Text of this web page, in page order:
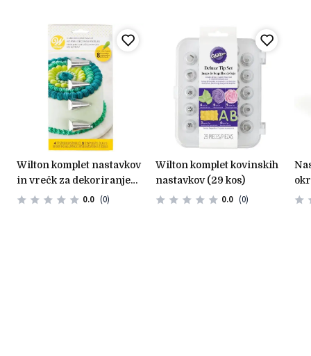
wilton komplet nastavkov
in vrečk za dekoriranje
(12 kos)
0.0 (0)
wilton komplet kovinskih
nastavkov (29 kos)
0.0 (0)
nastavek za dekoriranje